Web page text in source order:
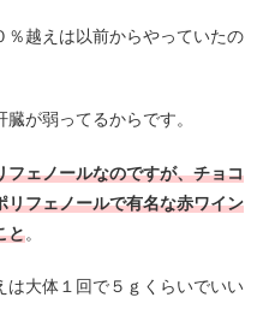
越えは以前からやっていたの
が弱ってるからです。
ェノールなのですが、チョコ
フェノールで有名な赤ワイン
と。
大体１回で５ｇくらいでいい